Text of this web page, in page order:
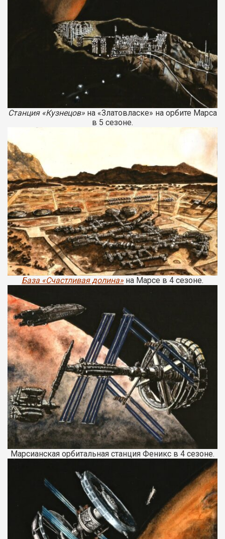
Станция «Кузнецов» на «Златовласке» на орбите Марса
в 5 сезоне.
База «Счастливая долина» на Марсе в 4 сезоне.
Марсианская орбитальная станция Феникс в 4 сезоне.